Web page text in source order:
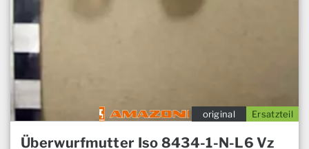
Ersatzteil
original
Überwurfmutter Iso 8434-1-N-L6 Vz